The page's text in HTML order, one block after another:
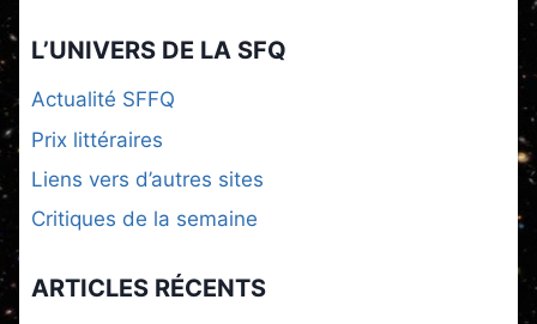
L’UNIVERS DE LA SFQ
Actualité SFFQ
Prix littéraires
Liens vers d’autres sites
Critiques de la semaine
ARTICLES RÉCENTS